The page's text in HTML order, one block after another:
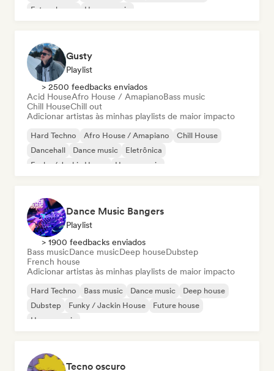
Future house
House music
Gusty
Playlist
> 2500 feedbacks enviados
Acid HouseAfro House / AmapianoBass music
Chill HouseChill out
Adicionar artistas às minhas playlists de maior impacto
Hard Techno Afro House / Amapiano
Chill House
Dancehall
Dance music
Eletrônica
Funky / Jackin House
House music
Dance Music Bangers
Playlist
> 1900 feedbacks enviados
Bass musicDance musicDeep houseDubstep
French house
Adicionar artistas às minhas playlists de maior impacto
Hard Techno Bass music Dance music
Deep house
Dubstep
Funky / Jackin House
Future house
House music
Tecno oscuro